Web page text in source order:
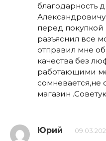
благодарность
перед покупкой
разъяснил все
отправил мне
качества без
работающими
сомневается,не
магазин
Юрий